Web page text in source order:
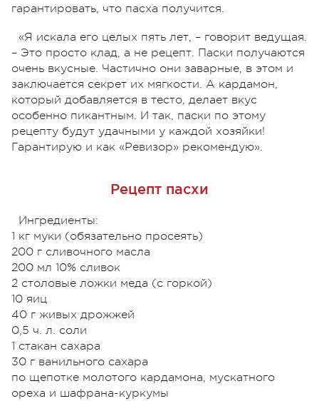
гарантировать, что пасха получится.
«Я искала его целых пять лет, – говорит ведущая.
– Это просто клад, а не рецепт. Паски получаются
очень вкусные. Частично они заварные, в этом и
заключается секрет их мягкости. А кардамон,
который добавляется в тесто, делает вкус
особенно пикантным. И так, паски по этому
рецепту будут удачными у каждой хозяйки!
Гарантирую и как «Ревизор» рекомендую».
Рецепт пасхи
Ингредиенты:
1 кг муки (обязательно просеять)
200 г сливочного масла
200 мл 10% сливок
2 столовые ложки меда (с горкой)
10 яиц
40 г живых дрожжей
0,5 ч. л. соли
1 стакан сахара
30 г ванильного сахара
по щепотке молотого кардамона, мускатного
ореха и шафрана-куркумы